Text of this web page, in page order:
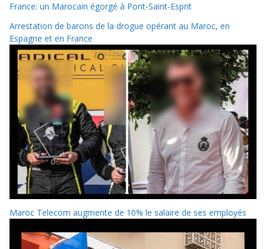
France: un Marocain égorgé à Pont-Saint-Esprit
Arrestation de barons de la drogue opérant au Maroc, en
Espagne et en France
Maroc Telecom augmente de 10% le salaire de ses employés